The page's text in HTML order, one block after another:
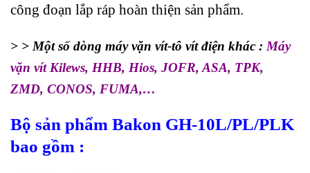
công đoạn lắp ráp hoàn thiện sản phẩm.
> > Một số dòng máy vặn vít-tô vít điện khác : Máy
vặn vítKilews, HHB, Hios, JOFR, ASA, TPK,
ZMD, CONOS, FUMA,…
Bộ sản phẩm Bakon GH-10L/PL/PLK
bao gồm :